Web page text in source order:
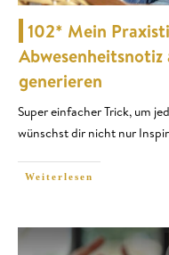
102* Mein
Abwesenheitsnotiz
generieren
Super einfacher Trick, um
wünschst dir nicht nur
Weiterlesen